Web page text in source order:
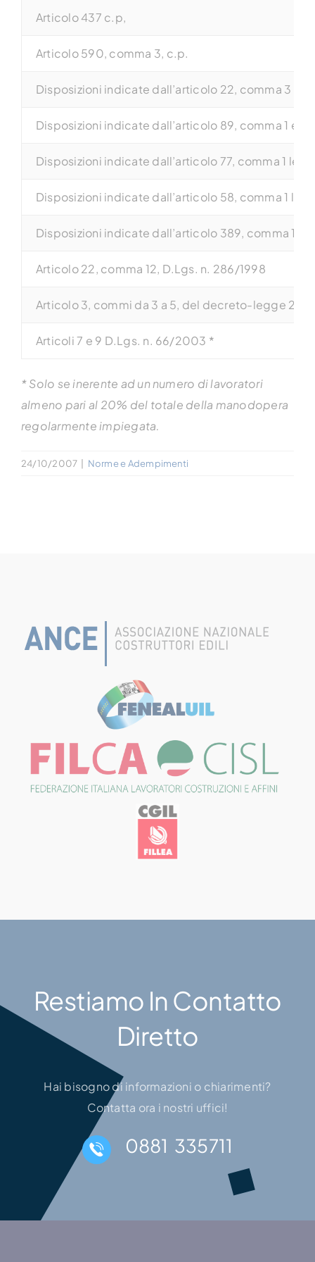
Articolo 437 c.p,
Articolo 590, comma 3, c.p.
Disposizioni indicate dall’articolo 22, comma 3
Disposizioni indicate dall’articolo 89, comma 1 e
Disposizioni indicate dall’articolo 77, comma 1
Disposizioni indicate dall’articolo 58, comma 1
Disposizioni indicate dall’articolo 389, comma 1
Articolo 22, comma 12, D.Lgs. n. 286/1998
Articolo 3, commi da 3 a 5, del decreto-legge 22
Articoli 7 e 9 D.Lgs. n. 66/2003 *
* Solo se inerente ad un numero di lavoratori
almeno pari al 20% del totale della manodopera
regolarmente impiegata.
24/10/2007 Norme e Adempimenti
Restiamo In Contatto
Diretto
Hai bisogno di informazioni o chiarimenti?
Contatta ora i nostri uffici!
0881 335711